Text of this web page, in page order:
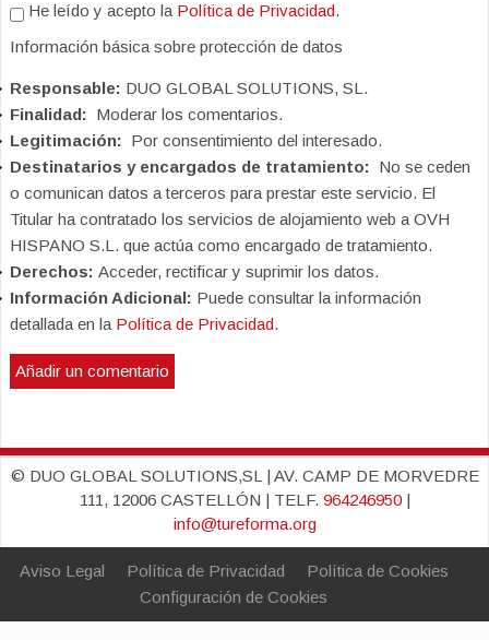
He leído y acepto la Política de Privacidad.
Información básica sobre protección de datos
Responsable: DUO GLOBAL SOLUTIONS, SL.
Finalidad: Moderar los comentarios.
Legitimación: Por consentimiento del interesado.
Destinatarios y encargados de tratamiento: No se ceden
o comunican datos a terceros para prestar este servicio. El
Titular ha contratado los servicios de alojamiento web a OVH
HISPANO S.L. que actúa como encargado de tratamiento.
Derechos: Acceder, rectificar y suprimir los datos.
Información Adicional: Puede consultar la información
detallada en la Política de Privacidad.
© DUO GLOBAL SOLUTIONS,SL | AV. CAMP DE MORVEDRE
111, 12006 CASTELLÓN | TELF. 964246950|
info@tureforma.org
Aviso Legal Política de Privacidad
Política de Cookies
Configuración de Cookies